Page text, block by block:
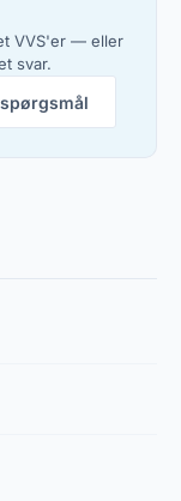
VVS'er — eller
svar.